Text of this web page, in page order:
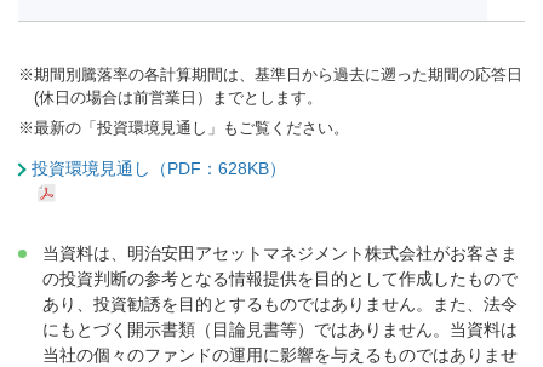
※期間別騰落率の各計算期間は、基準日から過去に遡った期間の応答日
(休日の場合は前営業日）までとします。
※最新の「投資環境見通し」もご覧ください。
投資環境見通し（PDF：628KB）
当資料は、明治安田アセットマネジメント株式会社がお客さま
の投資判断の参考となる情報提供を目的として作成したもので
あり、投資勧誘を目的とするものではありません。また、法令
にもとづく開示書類（目論見書等）ではありません。当資料は
当社の個々のファンドの運用に影響を与えるものではありませ